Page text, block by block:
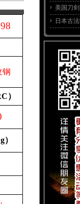
钢
）
g）
美国刀
日本古